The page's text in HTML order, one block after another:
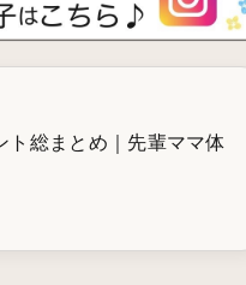
ト総まとめ｜先輩ママ体